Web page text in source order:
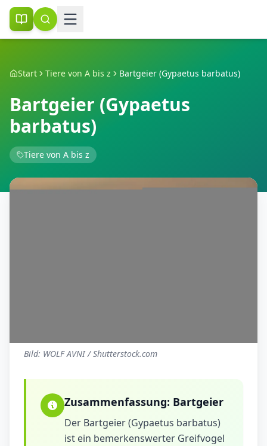
Start Tiere von A bis z Bartgeier (Gypaetus barbatus)
Bartgeier (Gypaetus
barbatus)
Tiere von A bis z
Bild: WOLF AVNI / Shutterstock.com
Zusammenfassung: Bartgeier
Der Bartgeier (Gypaetus barbatus)
ist ein bemerkenswerter Greifvogel